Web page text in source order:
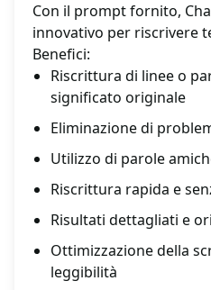
Con il prompt fornito,
innovativo per riscrivere
Benefici:
Riscrittura di linee o
significato originale
Eliminazione di
Utilizzo di parole
Riscrittura rapida e
Risultati dettagliati e
Ottimizzazione della
leggibilità